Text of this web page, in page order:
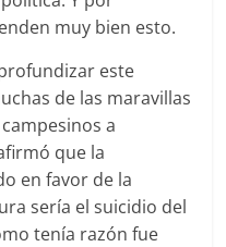
muy bien esto.
este
de las maravillas
a
que la
en favor de la
sería el suicidio del
tenía razón fue